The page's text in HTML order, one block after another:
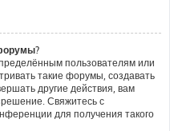
пользователям или
такие форумы, создавать
другие действия, вам
Свяжитесь с
для получения такого